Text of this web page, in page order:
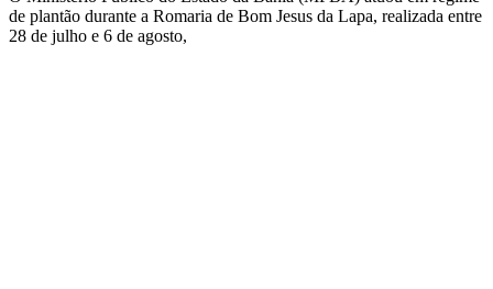
de plantão durante a Romaria de Bom Jesus da Lapa, realizada entre
28 de julho e 6 de agosto,